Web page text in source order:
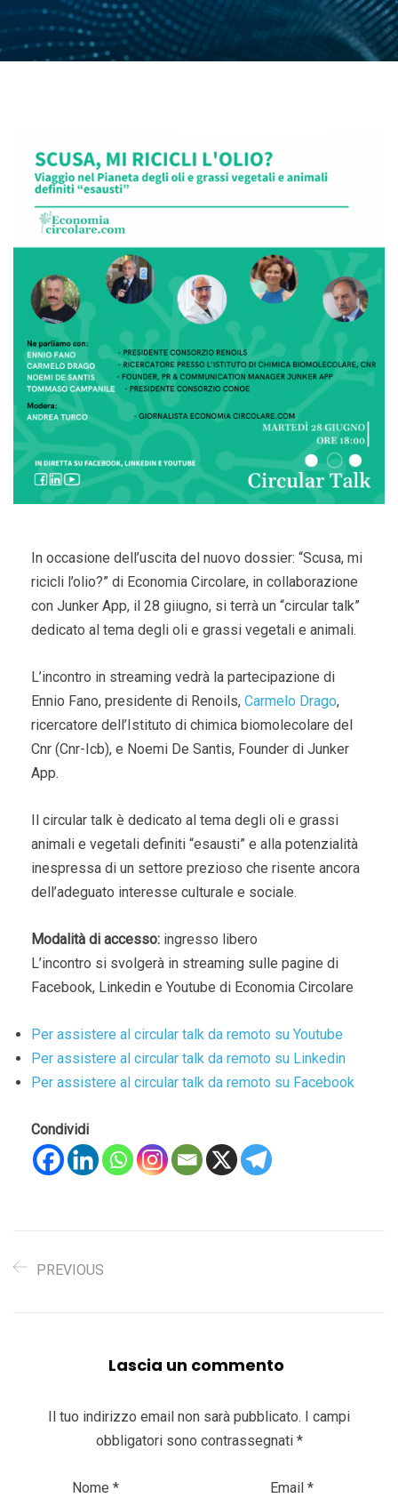
In occasione dell’uscita del nuovo dossier: “Scusa, mi
ricicli l’olio?” di Economia Circolare, in collaborazione
con Junker App, il 28 giiugno, si terrà un “circular talk”
dedicato al tema degli oli e grassi vegetali e animali.
L’incontro in streaming vedrà la partecipazione di
Ennio Fano, presidente di Renoils, Carmelo Drago,
ricercatore dell’Istituto di chimica biomolecolare del
Cnr (Cnr-Icb), e Noemi De Santis, Founder di Junker
App.
Il circular talk è dedicato al tema degli oli e grassi
animali e vegetali definiti “esausti” e alla potenzialità
inespressa di un settore prezioso che risente ancora
dell’adeguato interesse culturale e sociale.
Modalità di accesso: ingresso libero
L’incontro si svolgerà in streaming sulle pagine di
Facebook, Linkedin e Youtube di Economia Circolare
Per assistere al circular talk da remoto su Youtube
Per assistere al circular talk da remoto su Linkedin
Per assistere al circular talk da remoto su Facebook
Condividi
PREVIOUS
Lascia un commento
Il tuo indirizzo email non sarà pubblicato.
I campi
obbligatori sono contrassegnati *
Nome * Email *